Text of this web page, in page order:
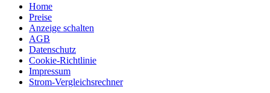
Home
Preise
Anzeige schalten
AGB
Datenschutz
Cookie-Richtlinie
Impressum
Strom-Vergleichsrechner